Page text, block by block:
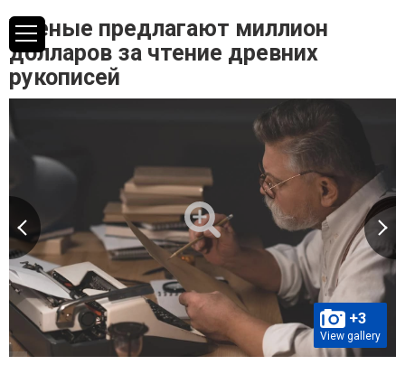
Ученые предлагают миллион
долларов за чтение древних
рукописей
+3
View gallery